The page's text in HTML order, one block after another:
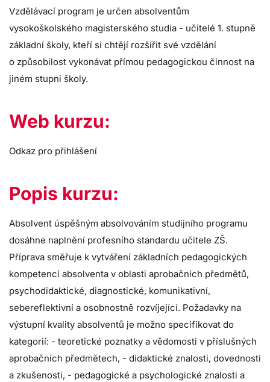
Vzdělávací program je určen absolventům
vysokoškolského magisterského studia - učitelé 1. stupně
základní školy, kteří si chtějí rozšířit své vzdělání
o způsobilost vykonávat přímou pedagogickou činnost na
jiném stupni školy.
Web kurzu:
Odkaz pro přihlášení
Popis kurzu:
Absolvent úspěšným absolvováním studijního programu
dosáhne naplnění profesního standardu učitele ZŠ.
Příprava směřuje k vytváření základních pedagogických
kompetencí absolventa v oblasti aprobačních předmětů,
psychodidaktické, diagnostické, komunikativní,
sebereflektivní a osobnostně rozvíjející. Požadavky na
výstupní kvality absolventů je možno specifikovat do
kategorií: - teoretické poznatky a vědomosti v příslušných
aprobačních předmětech, - didaktické znalosti, dovednosti
a zkušenosti, - pedagogické a psychologické znalosti a